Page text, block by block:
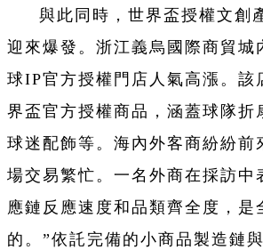
與此同時，世界盃授權文創
迎來爆發。浙江義烏國際商貿城
球IP官方授權門店人氣高漲。該
界盃官方授權商品，涵蓋球隊折
球迷配飾等。海內外客商紛紛前
場交易繁忙。一名外商在採訪中
應鏈反應速度和品類齊全度，是
的。”依託完備的小商品製造鏈